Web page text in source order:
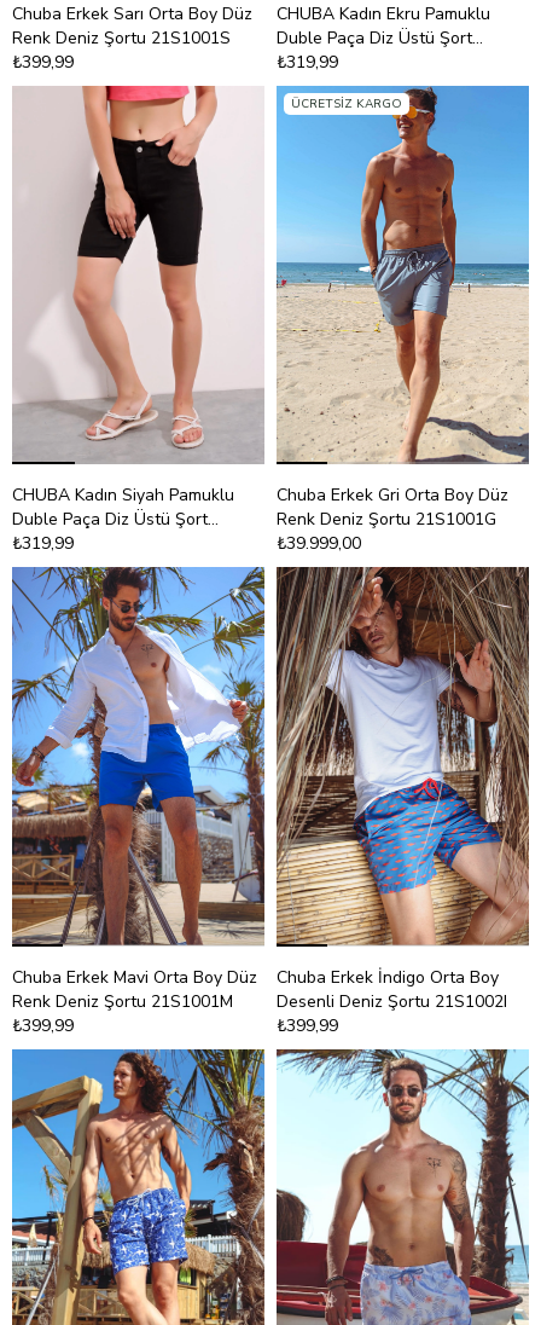
Chuba Erkek Sarı Orta Boy Düz
Renk Deniz Şortu 21S1001S
₺399,99
CHUBA Kadın Ekru Pamuklu
Duble Paça Diz Üstü Şort
21S603
₺319,99
CHUBA Kadın Siyah Pamuklu
Duble Paça Diz Üstü Şort
21S603
₺319,99
Chuba Erkek Gri Orta Boy Düz
Renk Deniz Şortu 21S1001G
₺39.999,00
ÜCRETSIZ KARGO
Chuba Erkek Mavi Orta Boy Düz
Renk Deniz Şortu 21S1001M
₺399,99
Chuba Erkek İndigo Orta Boy
Desenli Deniz Şortu 21S1002I
₺399,99